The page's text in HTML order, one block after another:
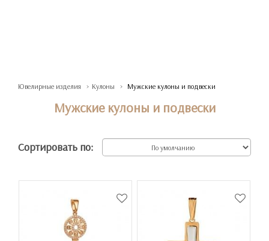
Ювелирные изделия Кулоны Мужские кулоны и подвески
Мужские кулоны и подвески
Сортировать по: